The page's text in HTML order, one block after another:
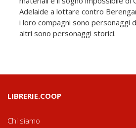
Adelaide a lottare contro
i loro compagni sono personaggi
altri sono personaggi storici.
LIBRERIE.COOP
Chi siamo